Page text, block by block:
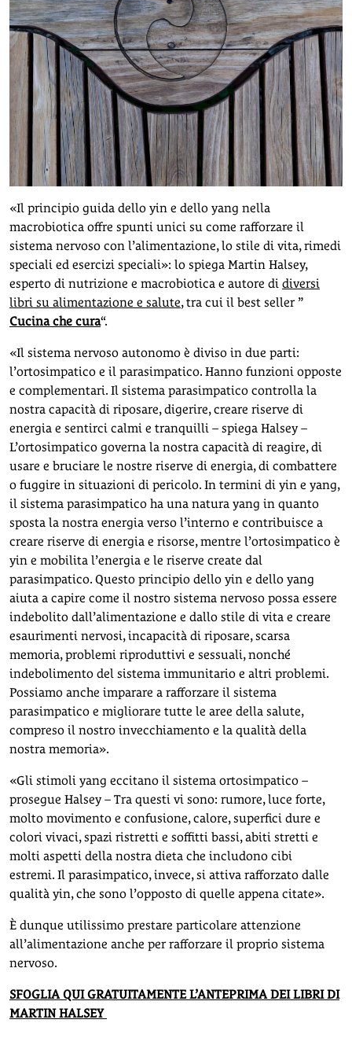
«Il principio guida dello yin e dello yang nella
macrobiotica offre spunti unici su come rafforzare il
sistema nervoso con l’alimentazione, lo stile di vita, rimedi
speciali ed esercizi speciali»: lo spiega Martin Halsey,
esperto di nutrizione e macrobiotica e autore di diversi
libri su alimentazione e salute, tra cui il best seller ”
Cucina che cura“.
«Il sistema nervoso autonomo è diviso in due parti:
l’ortosimpatico e il parasimpatico. Hanno funzioni opposte
e complementari. Il sistema parasimpatico controlla la
nostra capacità di riposare, digerire, creare riserve di
energia e sentirci calmi e tranquilli – spiega Halsey –
L’ortosimpatico governa la nostra capacità di reagire, di
usare e bruciare le nostre riserve di energia, di combattere
o fuggire in situazioni di pericolo. In termini di yin e yang,
il sistema parasimpatico ha una natura yang in quanto
sposta la nostra energia verso l’interno e contribuisce a
creare riserve di energia e risorse, mentre l’ortosimpatico è
yin e mobilita l’energia e le riserve create dal
parasimpatico. Questo principio dello yin e dello yang
aiuta a capire come il nostro sistema nervoso possa essere
indebolito dall’alimentazione e dallo stile di vita e creare
esaurimenti nervosi, incapacità di riposare, scarsa
memoria, problemi riproduttivi e sessuali, nonché
indebolimento del sistema immunitario e altri problemi.
Possiamo anche imparare a rafforzare il sistema
parasimpatico e migliorare tutte le aree della salute,
compreso il nostro invecchiamento e la qualità della
nostra memoria».
«Gli stimoli yang eccitano il sistema ortosimpatico –
prosegue Halsey – Tra questi vi sono: rumore, luce forte,
molto movimento e confusione, calore, superfici dure e
colori vivaci, spazi ristretti e soffitti bassi, abiti stretti e
molti aspetti della nostra dieta che includono cibi
estremi. Il parasimpatico, invece, si attiva rafforzato dalle
qualità yin, che sono l’opposto di quelle appena citate».
È dunque utilissimo prestare particolare attenzione
all’alimentazione anche per rafforzare il proprio sistema
nervoso.
SFOGLIA QUI GRATUITAMENTE L’ANTEPRIMA DEI LIBRI DI
MARTIN HALSEY